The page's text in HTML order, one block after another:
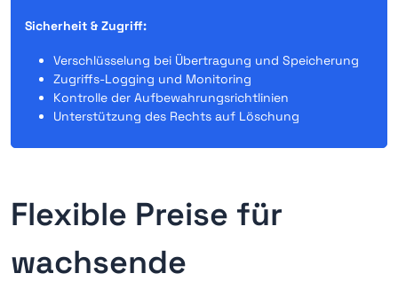
Sicherheit & Zugriff:
Verschlüsselung bei Übertragung und Speicherung
Zugriffs-Logging und Monitoring
Kontrolle der Aufbewahrungsrichtlinien
Unterstützung des Rechts auf Löschung
Flexible Preise für
wachsende